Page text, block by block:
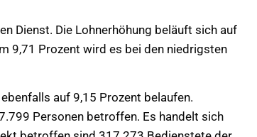
Dienst. Die Lohnerhöhung beläuft sich auf
9,71 Prozent wird es bei den niedrigsten
auf 9,15 Prozent belaufen.
Personen betroffen. Es handelt sich